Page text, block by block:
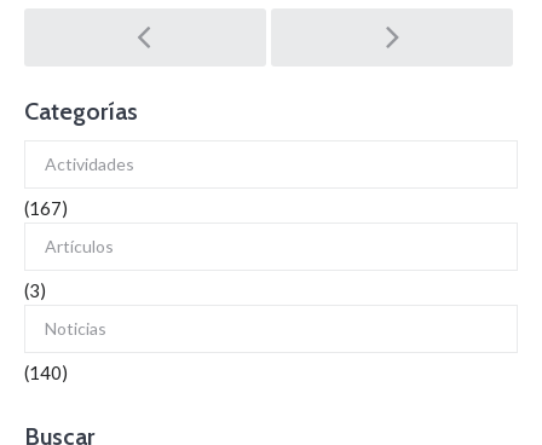
Post
navigation
Categorías
Actividades
(167)
Artículos
(3)
Noticias
(140)
Buscar